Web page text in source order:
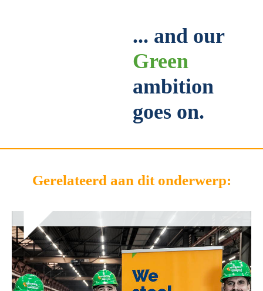
... and our
Green
ambition
goes on.
Gerelateerd aan dit onderwerp: